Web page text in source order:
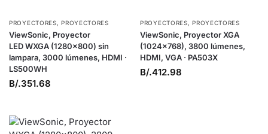
PROYECTORES,PROYECTORES
ViewSonic, Proyector
LED WXGA (1280×800) sin
lampara, 3000 lúmenes, HDMI ·
LS500WH
B/.351.68
PROYECTORES,PROYECTORES
ViewSonic, Proyector XGA
(1024×768), 3800 lúmenes,
HDMI, VGA · PA503X
B/.412.98